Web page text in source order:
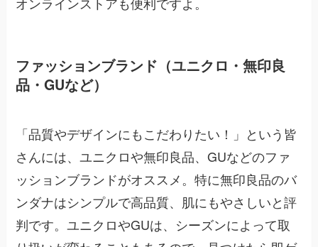
ファッションブランド（ユニクロ・無印良
品・GUなど）
「品質やデザインにもこだわりたい！」という皆
さんには、ユニクロや無印良品、GUなどのファ
ッションブランドがオススメ。特に無印良品のバ
ンダナはシンプルで高品質、肌にもやさしいと評
判です。ユニクロやGUは、シーズンによって取